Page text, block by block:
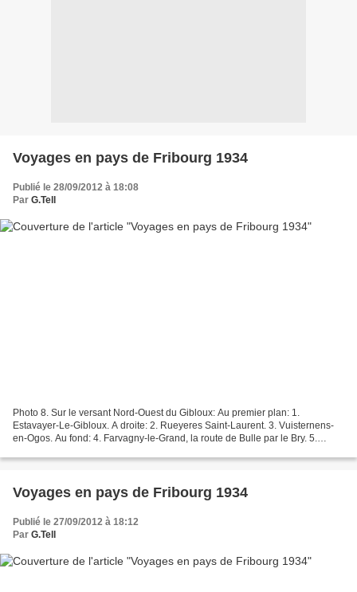
Voyages en pays de Fribourg 1934
Publié le 28/09/2012 à 18:08
Par G.Tell
Photo 8. Sur le versant Nord-Ouest du Gibloux: Au premier plan: 1.
Estavayer-Le-Gibloux. A droite: 2. Rueyeres Saint-Laurent. 3. Vuisternens-
en-Ogos. Au fond: 4. Farvagny-le-Grand, la route de Bulle par le Bry. 5.
Voyages en pays de Fribourg 1934
Publié le 27/09/2012 à 18:12
Par G.Tell